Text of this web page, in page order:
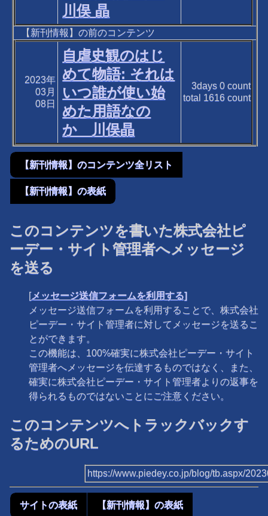
川俣 晶
【新刊情報】の前のコンテンツ
2023年
03月
08日
自虐史観のはじ
めて物語: それは
いつ誰が使い始
めた用語なの
か 川俣晶
3days 0count
total 1616count
【新刊情報】のコンテンツ全リスト
【新刊情報】の表紙
このコンテンツを書いた株式会社ピ
ーデー・サイト管理者へメッセージ
を送る
[メッセージ送信フォームを利用する]
メッセージ送信フォームを利用することで、株式会社
ピーデー・サイト管理者に対してメッセージを送るこ
とができます。
この機能は、100%確実に株式会社ピーデー・サイト
管理者へメッセージを伝達するものではなく、また、
確実に株式会社ピーデー・サイト管理者よりの返事を
得られるものではないことにご注意ください。
このコンテンツへトラックバックす
るためのURL
https://www.piedey.co.jp/blog/tb.aspx/
サイトの表紙 【新刊情報】の表紙